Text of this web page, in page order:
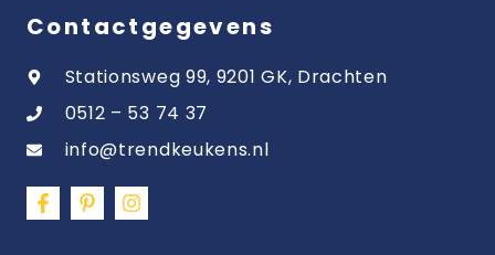
Contactgegevens
Stationsweg 99, 9201 GK, Drachten
0512 – 53 74 37
info@trendkeukens.nl